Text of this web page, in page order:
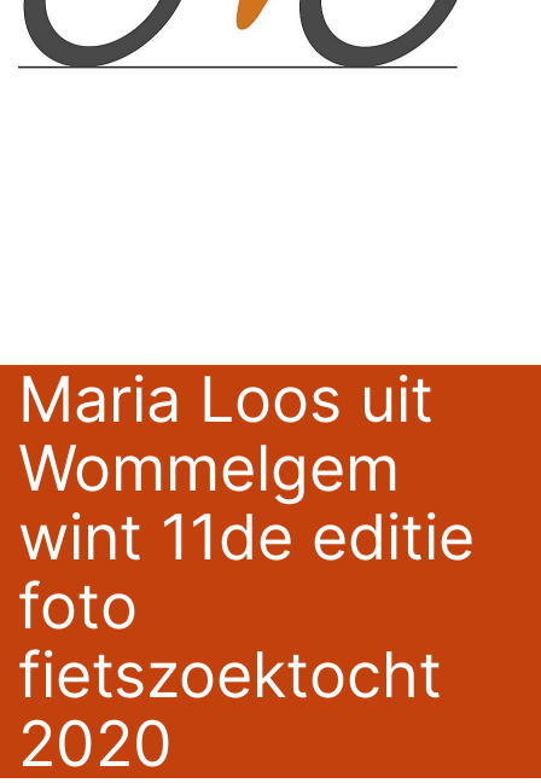
Maria Loos uit
Wommelgem
wint 11de editie
foto
fietszoektocht
2020